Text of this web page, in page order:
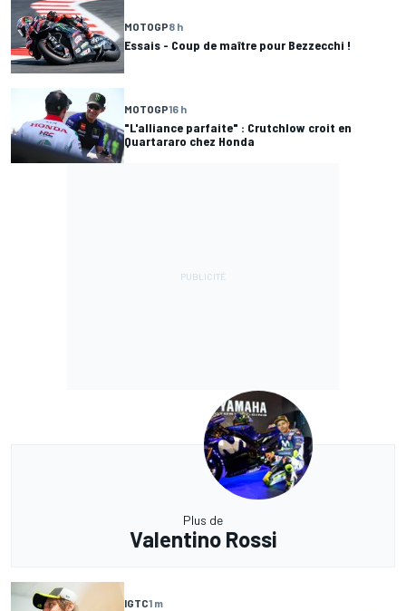
MOTOGP8 h
Essais - Coup de maître pour Bezzecchi !
MOTOGP16 h
"L'alliance parfaite" : Crutchlow croit en
Quartararo chez Honda
Plus de
Valentino Rossi
IGTC1 m